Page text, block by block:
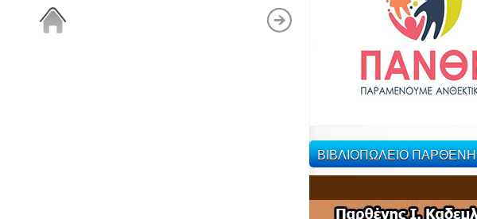
ΒΙΒΛΙΟΠΩΛΕΙΟ ΠΑΡΘΕΝΗ